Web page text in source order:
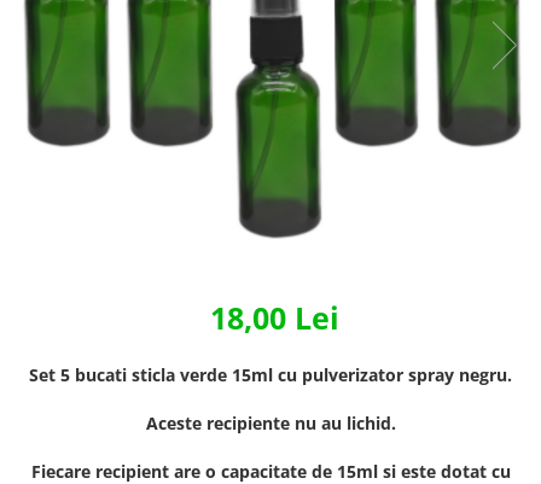
18,00 Lei
Set 5 bucati sticla verde 15ml cu pulverizator spray negru.
Aceste recipiente nu au lichid.
Fiecare recipient are o capacitate de 15ml si este dotat cu